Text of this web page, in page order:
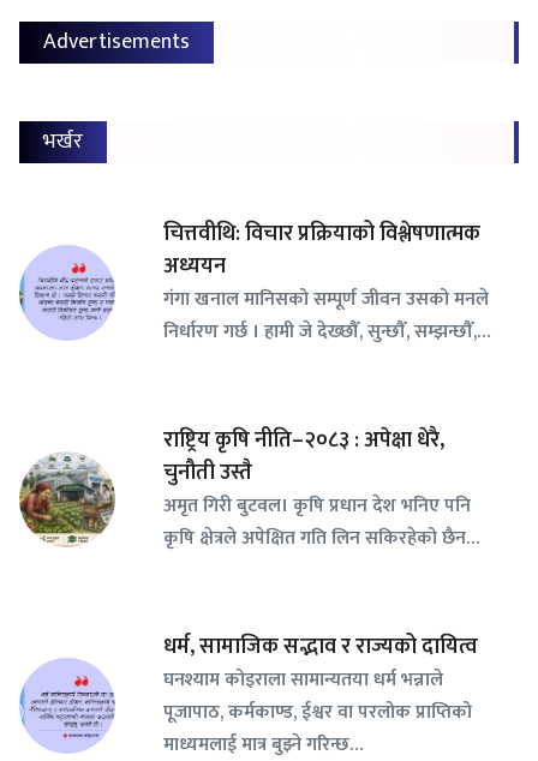
Advertisements
भर्खर
चित्तवीथि: विचार प्रक्रियाको विश्लेषणात्मक
अध्ययन
गंगा खनाल मानिसको सम्पूर्ण जीवन उसको मनले
निर्धारण गर्छ । हामी जे देख्छौँ, सुन्छौँ, सम्झन्छौँ,…
राष्ट्रिय कृषि नीति–२०८३ : अपेक्षा धेरै,
चुनौती उस्तै
अमृत गिरी बुटवल। कृषि प्रधान देश भनिए पनि
कृषि क्षेत्रले अपेक्षित गति लिन सकिरहेको छैन…
धर्म, सामाजिक सद्भाव र राज्यको दायित्व
घनश्याम कोइराला सामान्यतया धर्म भन्नाले
पूजापाठ, कर्मकाण्ड, ईश्वर वा परलोक प्राप्तिको
माध्यमलाई मात्र बुझ्ने गरिन्छ…